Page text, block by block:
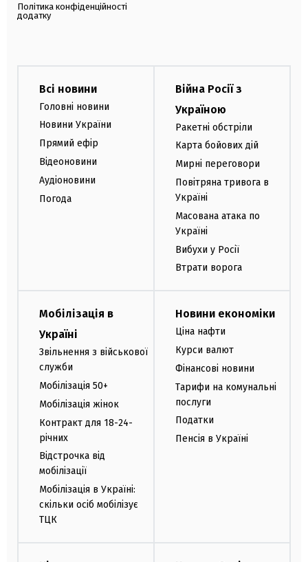
Політика конфіденційності
додатку
Всі новини
Головні новини
Новини України
Прямий ефір
Відеоновини
Аудіоновини
Погода
Війна Росії з
Україною
Ракетні обстріли
Карта бойових дій
Мирні переговори
Повітряна тривога в
Україні
Масована атака по
Україні
Вибухи у Росії
Втрати ворога
Мобілізація в
Україні
Звільнення з військової
служби
Мобілізація 50+
Мобілізація жінок
Контракт для 18-24-
річних
Відстрочка від
мобілізації
Мобілізація в Україні:
скільки осіб мобілізує
ТЦК
Новини економіки
Ціна нафти
Курси валют
Фінансові новини
Тарифи на комунальні
послуги
Податки
Пенсія в Україні